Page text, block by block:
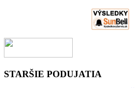
STARŠIE PODUJATIA